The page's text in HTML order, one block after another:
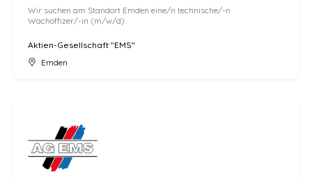
Wir suchen am Standort Emden eine/n technische/-n
Wachoffizer/-in (m/w/d).
Aktien-Gesellschaft "EMS"
Emden